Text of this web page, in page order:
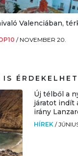
Valenciában,
/ NOVEMBER 20.
ÉRDEKELHET
Új télből a
járatot indít
irány
HÍREK/